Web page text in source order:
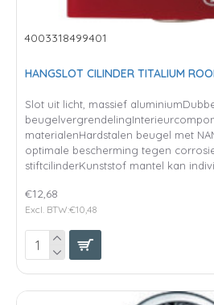
4003318499401
HANGSLOT CILINDER TITALIUM
Slot uit licht, massief
materialenHardstalen beugel met
optimale bescherming tegen
stiftcilinderKunststof mantel kan
€12,68
Excl. BTW:€10,48